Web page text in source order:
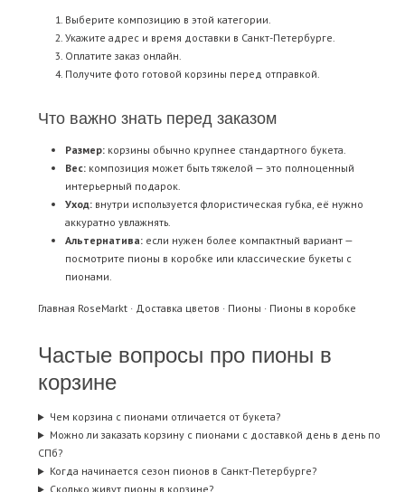
Выберите композицию в этой категории.
Укажите адрес и время доставки в Санкт-Петербурге.
Оплатите заказ онлайн.
Получите фото готовой корзины перед отправкой.
Что важно знать перед заказом
Размер: корзины обычно крупнее стандартного букета.
Вес: композиция может быть тяжелой — это полноценный
интерьерный подарок.
Уход: внутри используется флористическая губка, её нужно
аккуратно увлажнять.
Альтернатива: если нужен более компактный вариант —
посмотрите пионы в коробке или классические букеты с
пионами.
Главная RoseMarkt · Доставка цветов · Пионы · Пионы в коробке
Частые вопросы про пионы в
корзине
Чем корзина с пионами отличается от букета?
Можно ли заказать корзину с пионами с доставкой день в день по
СПб?
Когда начинается сезон пионов в Санкт-Петербурге?
Сколько живут пионы в корзине?